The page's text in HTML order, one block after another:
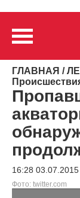
ГЛАВНАЯ /
16:28 03.07.2015
Фото: twitter.com